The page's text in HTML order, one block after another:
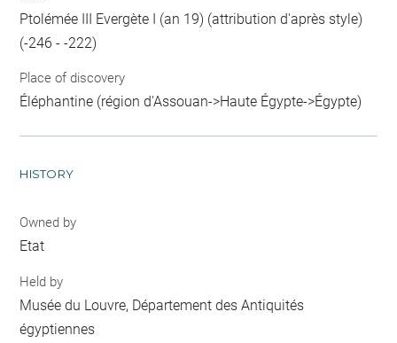
Ptolémée III Evergète I (an 19) (attribution d'après style)
(-246 - -222)
Place of discovery
Éléphantine (région d'Assouan->Haute Égypte->Égypte)
HISTORY
Owned by
Etat
Held by
Musée du Louvre, Département des Antiquités
égyptiennes